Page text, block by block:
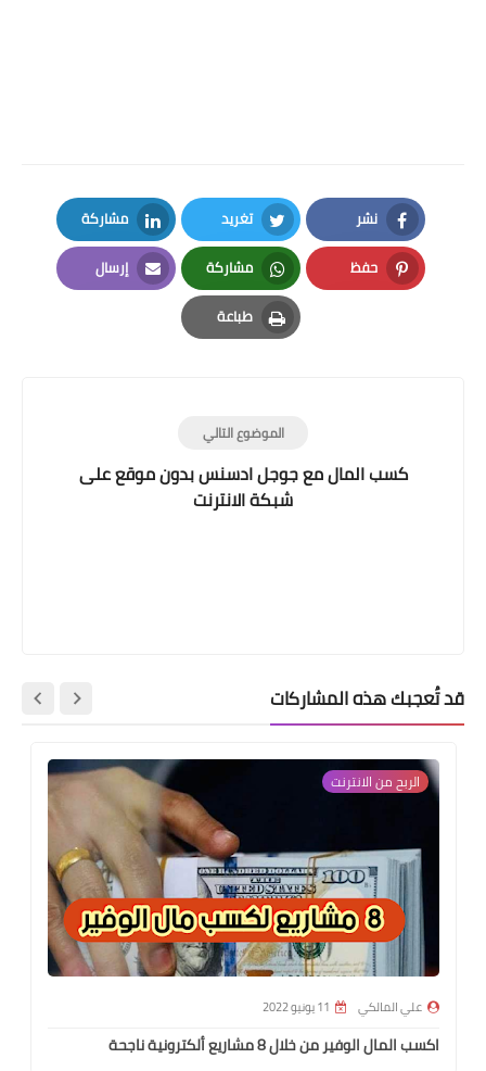
نشر
Facebook
تغريد
Twitter
مشاركة
LinkedIn
حفظ
Pinterest
مشاركة
Whatsapp
إرسال
Email
طباعة
Print
الموضوع التالي
كسب المال مع جوجل ادسنس بدون موقع على
شبكة الانترنت
قد تُعجبك هذه المشاركات
الربح من الانترنت
علي المالكي 11 يونيو 2022
اكسب المال الوفير من خلال 8 مشاريع ألكترونية ناجحة